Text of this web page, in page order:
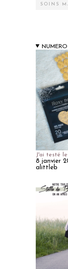
SOINS
J'ai testé
8 janvier
alittleb